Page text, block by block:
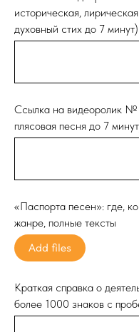
историческая,
духовный стих до 7 минут)
Ссылка на видеоролик №
плясовая песня до 7
«Паспорта песен»: где,
жанре, полные тексты
Add files
Краткая справка о
более 1000 знаков с